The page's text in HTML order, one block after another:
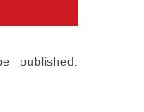
published.